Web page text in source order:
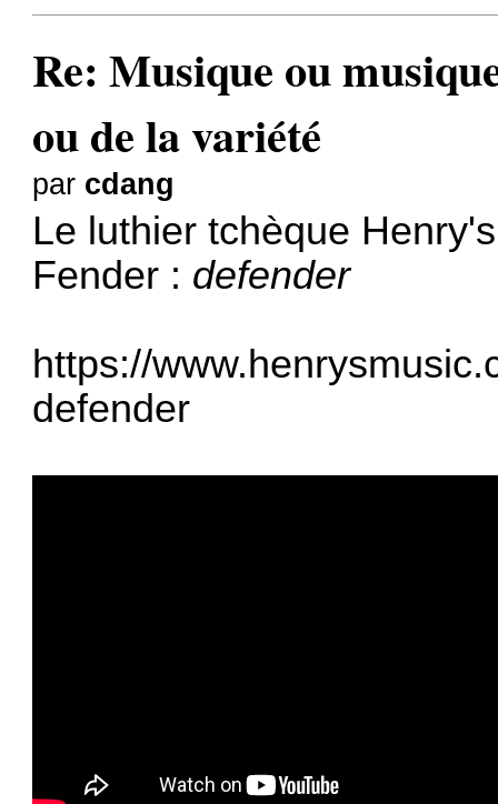
Re: Musique ou
ou de la variété
par cdang
Le luthier tchèque
Fender : defender
https://
defender